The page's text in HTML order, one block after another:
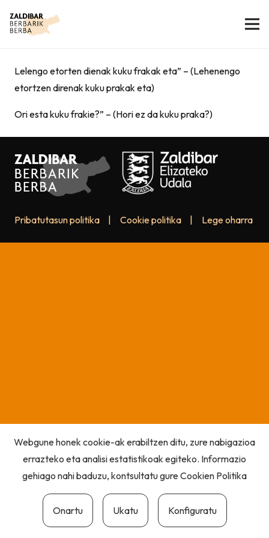
Lelengo etorten dienak kuku frakak eta” – (Lehenengo
etortzen direnak kuku prakak eta)
Ori esta kuku frakie?” – (Hori ez da kuku praka?)
Pribatutasun politika Cookie politika Lege oharra
Webgune honek cookie-ak erabiltzen ditu, zure nabigazioa
errazteko eta analisi estatistikoak egiteko. Informazio
gehiago nahi baduzu, kontsultatu gureCookien Politika
Onartu Ukatu Konfiguratu